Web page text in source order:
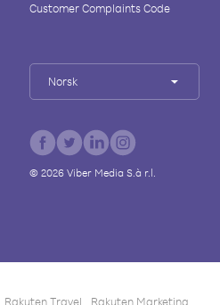
Customer Complaints Code
Norsk
© 2026Viber Media S.à r.l.
Rakuten Travel Rakuten Marketing